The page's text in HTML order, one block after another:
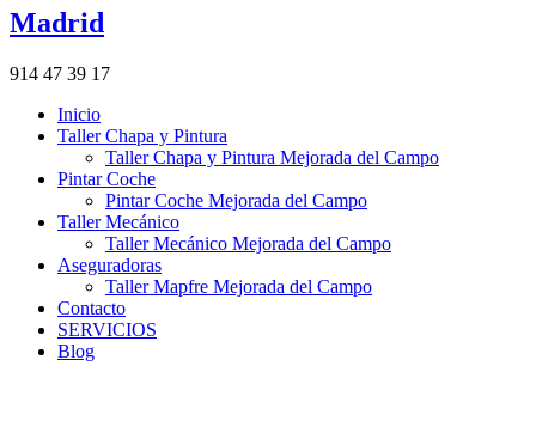
Madrid
914 47 39 17
Inicio
Taller Chapa y Pintura
Taller Chapa y Pintura Mejorada del Campo
Pintar Coche
Pintar Coche Mejorada del Campo
Taller Mecánico
Taller Mecánico Mejorada del Campo
Aseguradoras
Taller Mapfre Mejorada del Campo
Contacto
SERVICIOS
Blog